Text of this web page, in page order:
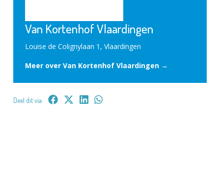
Van Kortenhof Vlaardingen
Louise de Colignylaan 1, Vlaardingen
Meer over Van Kortenhof Vlaardingen →
Deel dit via: